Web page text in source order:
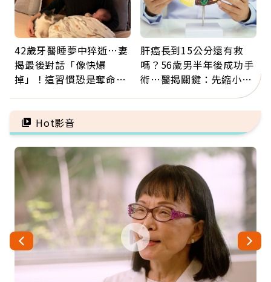
42歲牙醫睡夢中猝逝…妻
揭最後對話「像快爆
掉」！這習慣恐是奪命原
命交換
肝癌長到15公分還有救
嗎？56歲男半年後成功手
術…醫揭關鍵：先縮小腫
Hot影音